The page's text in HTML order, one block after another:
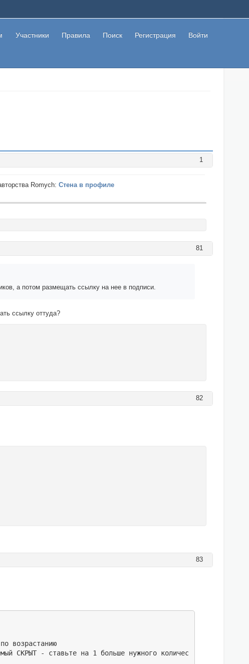
Участники Правила Поиск Регистрация Войти
1
Romych:Стена в профиле
81
а потом размещать ссылку на нее в подписи.
ссылку оттуда?
82
83
возрастанию
СКРЫТ - ставьте на 1 больше нужного количества.)